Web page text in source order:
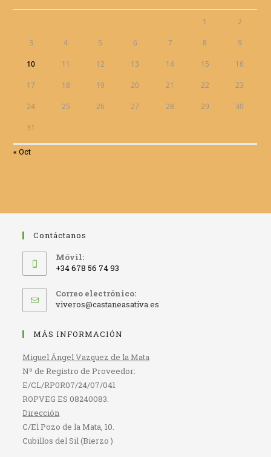
1 2
3 4 5 6 7 8 9
10 11 12 13 14 15 16
17 18 19 20 21 22 23
24 25 26 27 28 29 30
31
« Oct
Contáctanos
Móvil:
+34 678 56 74 93
Correo electrónico:
viveros@castaneasativa.es
MÁS INFORMACIÓN
Miguel Ángel Vazquez de la Mata
Nº de Registro de Proveedor:
E/CL/RP0R07/24/07/041
ROPVEG ES 08240083.
Dirección
C/El Pozo de la Mata, 10.
Cubillos del Sil (Bierzo )